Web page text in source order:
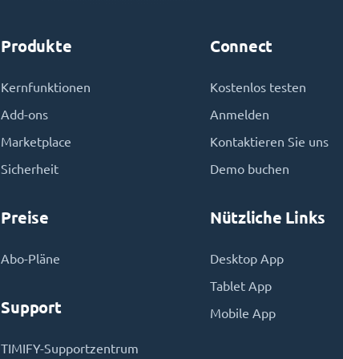
Produkte
Kernfunktionen
Add-ons
Marketplace
Sicherheit
Preise
Abo-Pläne
Support
TIMIFY-Supportzentrum
Connect
Kostenlos testen
Anmelden
Kontaktieren Sie uns
Demo buchen
Nützliche Links
Desktop App
Tablet App
Mobile App